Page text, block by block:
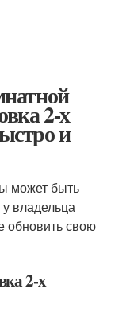
2-х
и
может быть
владельца
обновить свою
2-х